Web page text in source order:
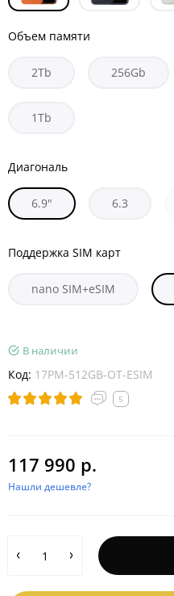
Объем памяти
2Tb 256Gb
1Tb
Диагональ
6.9" 6.3
Поддержка SIM карт
nano SIM+eSIM
В наличии
Код: 17PM-512GB-OT-ESIM
5
117 990 р.
Нашли дешевле?